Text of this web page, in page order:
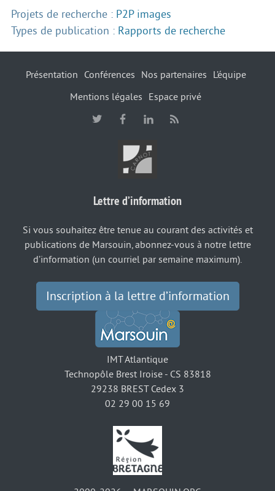
Projets de recherche : P2P images
Types de publication : Rapports de recherche
Présentation Conférences Nos partenaires
L’équipe
Mentions légales
Espace privé
Lettre d’information
Si vous souhaitez être tenue au courant des activités et
publications de Marsouin, abonnez-vous à notre lettre
d’information (un courriel par semaine maximum).
Inscription à la lettre d’information
IMT Atlantique
Technopôle Brest Iroise - CS 83818
29238 BREST Cedex 3
02 29 00 15 69